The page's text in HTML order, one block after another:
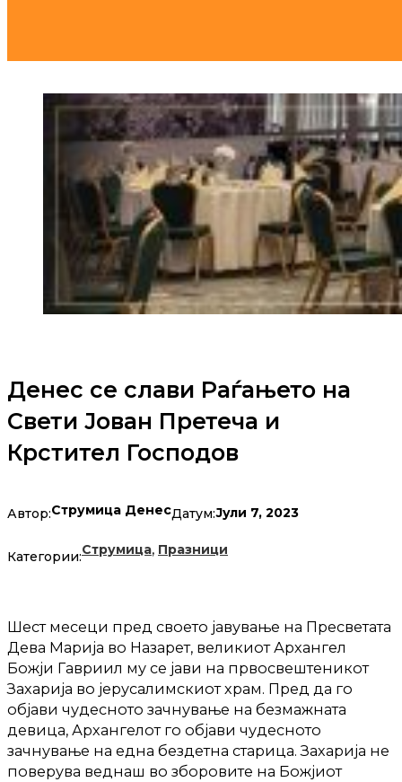
Денес се слави Раѓањето на
Свети Јован Претеча и
Крстител Господов
Автор:Струмица ДенесДатум:Јули 7, 2023
Категории:Струмица, Празници
Шест месеци пред своето јавување на Пресветата
Дева Марија во Назарет, великиот Архангел
Божји Гавриил му се јави на првосвештеникот
Захарија во јерусалимскиот храм. Пред да го
објави чудесното зачнување на безмажната
девица, Архангелот го објави чудесното
зачнување на една бездетна старица. Захарија не
поверува веднаш во зборовите на Божјиот